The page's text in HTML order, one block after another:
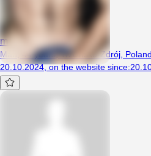
marcelszyszka
Man, 44 years, Trzcińsko-Zdrój, Poland
20.10.2024,on the website since: